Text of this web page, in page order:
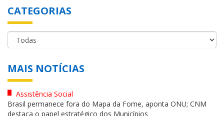
CATEGORIAS
MAIS NOTÍCIAS
Assistência Social
Brasil permanece fora do Mapa da Fome, aponta ONU; CNM
destaca o papel estratégico dos Municípios